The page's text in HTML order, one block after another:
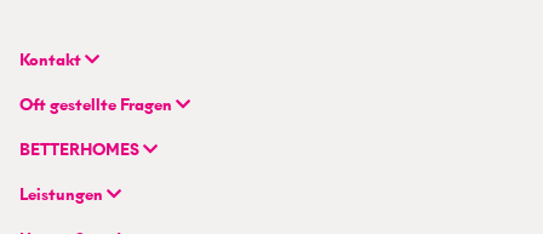
Kontakt
BETTERHOMES (Schweiz) AG
Hauptsitz
Flurstrasse 55
Oft gestellte Fragen
FAQ | Immobilienbewertung
FAQ | Immobilienmakler/-in werden
BETTERHOMES
Unternehmen
Hybrides Maklermodell
Leistungen